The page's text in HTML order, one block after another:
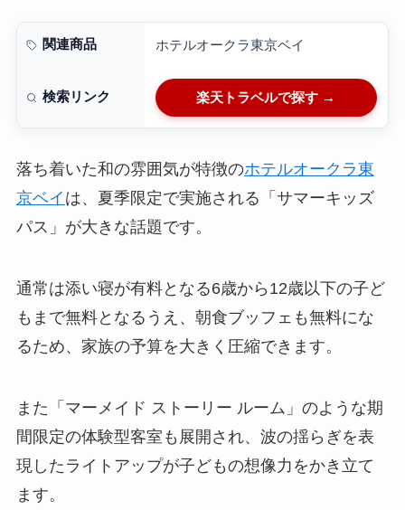
関連商品 ホテルオークラ東京ベイ
検索リンク 楽天トラベルで探す →
落ち着いた和の雰囲気が特徴のホテルオークラ東
京ベイ は、夏季限定で実施される「サマーキッズ
パス」が大きな話題です。
通常は添い寝が有料となる6歳から12歳以下の子ど
もまで無料となるうえ、朝食ブッフェも無料にな
るため、家族の予算を大きく圧縮できます。
また「マーメイド ストーリー ルーム」のような期
間限定の体験型客室も展開され、波の揺らぎを表
現したライトアップが子どもの想像力をかき立て
ます。